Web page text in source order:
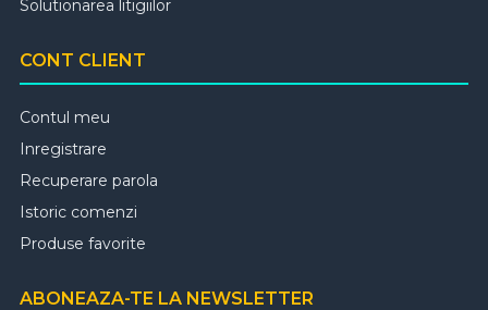
Solutionarea litigiilor
CONT CLIENT
Contul meu
Inregistrare
Recuperare parola
Istoric comenzi
Produse favorite
ABONEAZA-TE LA NEWSLETTER